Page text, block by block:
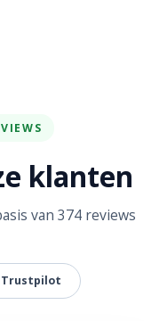
klanten
van 374 reviews
Trustpilot